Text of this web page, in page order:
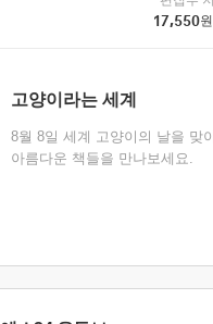
17,550원
고양이라는 세계
8월 8일 세계 고양이의 날을 맞
아름다운 책들을 만나보세요.